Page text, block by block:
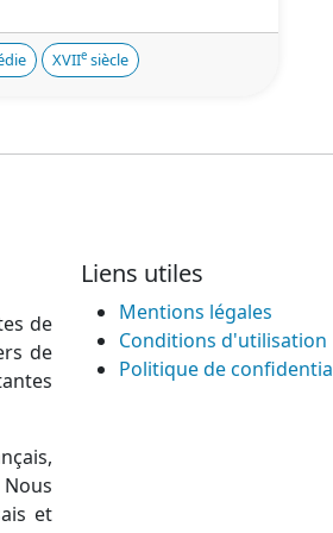
XVIIe siècle
de
de
et
Liens utiles
Mentions légales
Conditions d'utilisation
Politique de